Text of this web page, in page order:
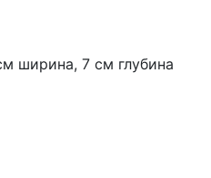
ширина, 7 см глубина